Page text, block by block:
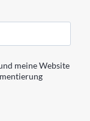
meine Website